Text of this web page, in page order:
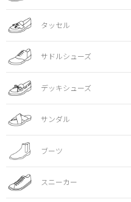
タッセル
サドルシューズ
デッキシューズ
サンダル
ブーツ
スニーカー